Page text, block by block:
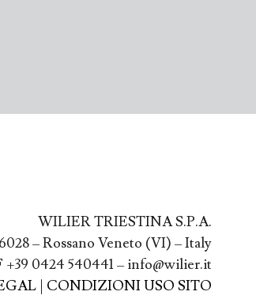
WILIER TRIESTINA S.P.A.
– Rossano Veneto (VI) – Italy
+39 0424 540441 – info@wilier.it
| CONDIZIONI USO SITO